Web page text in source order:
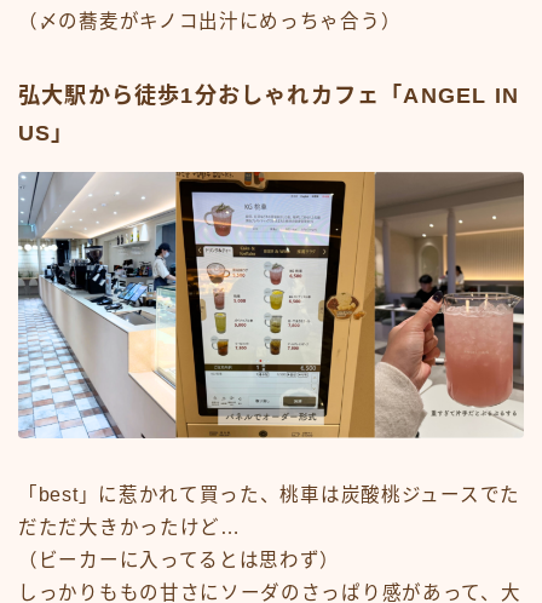
（〆の蕎麦がキノコ出汁にめっちゃ合う）
弘大駅から徒歩1分おしゃれカフェ「ANGEL IN
US」
「best」に惹かれて買った、桃車は炭酸桃ジュースでた
だただ大きかったけど…
（ビーカーに入ってるとは思わず）
しっかりももの甘さにソーダのさっぱり感があって、大